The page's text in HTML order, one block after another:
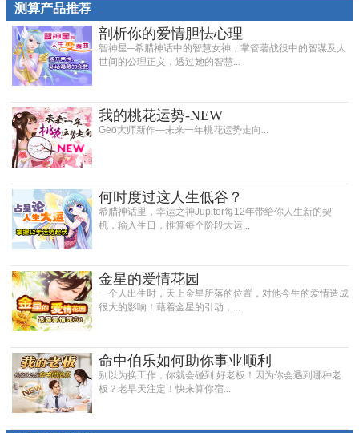
测算产品推荐
剖析你的爱情胆怯心理
智神星─希腊神话中的智慧女神，掌管著战役中的智谋及人
世间的公理正义，透过她的智慧...
我的桃花运势-NEW
Geo大师新作—未来一年桃花运势走向...
何时度过这人生低谷？
希腊神话里，幸运之神Jupiter每12年带给你人生新的契
机，输入生日，推算每个阶段大运...
金星的爱情花园
一个人出生时，天上金星所落的位置，对他今生的爱情造成
很大的影响！藉着金星的引动，...
命中伯乐如何助你事业顺利
别以为换工作，你就会碰到 好老板！因为你会遇到哪种老
板？老早天注定！快来算你宿...